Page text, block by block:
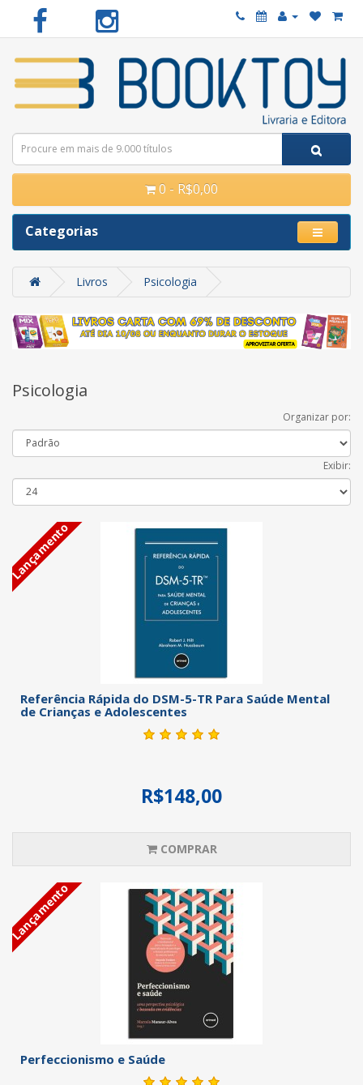
0 - R$0,00
Categorias
Livros Psicologia
Psicologia
Organizar por:
Exibir:
Lançamento
Referência Rápida do DSM-5-TR Para Saúde Mental
de Crianças e Adolescentes
R$148,00
COMPRAR
Lançamento
Perfeccionismo e Saúde